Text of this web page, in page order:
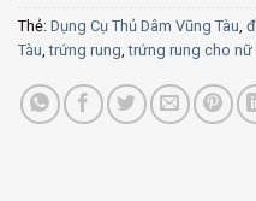
Thẻ: Dụng Cụ Thủ Dâm Vũng Tàu,
Tàu,trứng rung,trứng rung cho nữ